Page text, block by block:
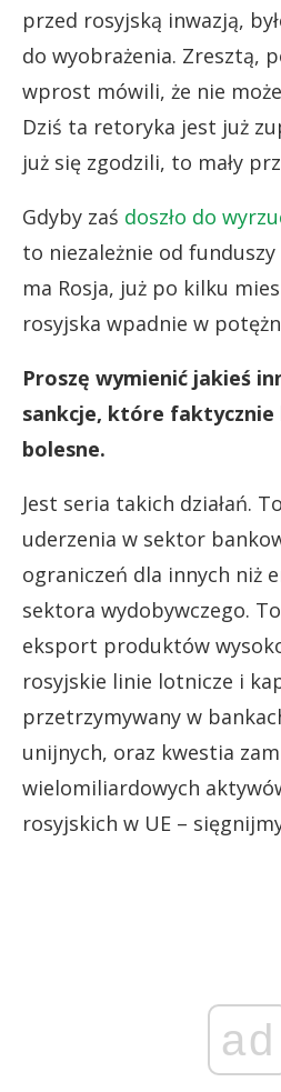
przed rosyjską inwazją,
do wyobrażenia. Zresztą,
wprost mówili, że nie
Dziś ta retoryka jest już
już się zgodzili, to mały
Gdyby zaś doszło do
to niezależnie od
ma Rosja, już po kilku
rosyjska wpadnie w
Proszę wymienić jakieś
sankcje, które faktycznie
bolesne.
Jest seria takich działań.
uderzenia w sektor
ograniczeń dla innych niż
sektora wydobywczego.
eksport produktów
rosyjskie linie lotnicze i
przetrzymywany w
unijnych, oraz kwestia
wielomiliardowych
rosyjskich w UE –
ad